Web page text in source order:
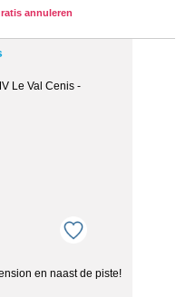
annuleren
en naast de piste!